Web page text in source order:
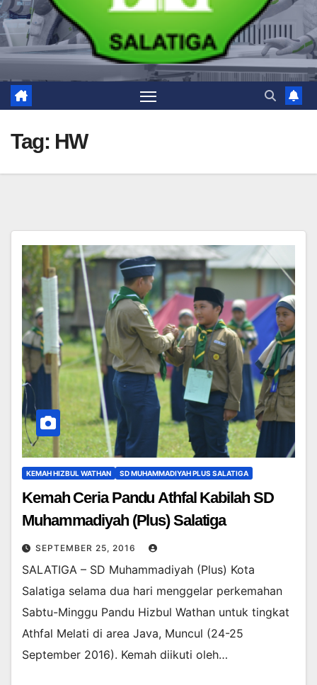
Tag: HW
KEMAH HIZBUL WATHAN SD MUHAMMADIYAH PLUS SALATIGA
Kemah Ceria Pandu Athfal Kabilah SD
Muhammadiyah (Plus) Salatiga
SEPTEMBER 25, 2016
SALATIGA – SD Muhammadiyah (Plus) Kota
Salatiga selama dua hari menggelar perkemahan
Sabtu-Minggu Pandu Hizbul Wathan untuk tingkat
Athfal Melati di area Java, Muncul (24-25
September 2016). Kemah diikuti oleh…